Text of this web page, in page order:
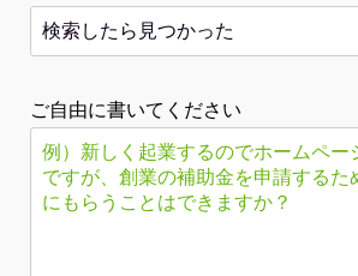
ご自由に書いてください